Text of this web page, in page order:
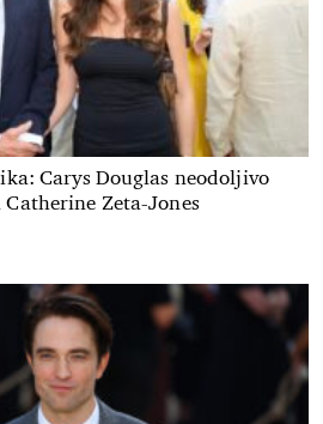
Carys Douglas neodoljivo
Catherine Zeta-Jones